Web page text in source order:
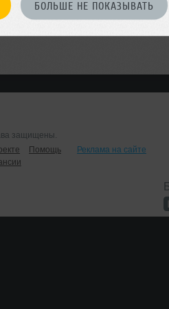
БОЛЬШЕ НЕ ПОКАЗЫВАТЬ
защищены.
Помощь
Реклама на сайте